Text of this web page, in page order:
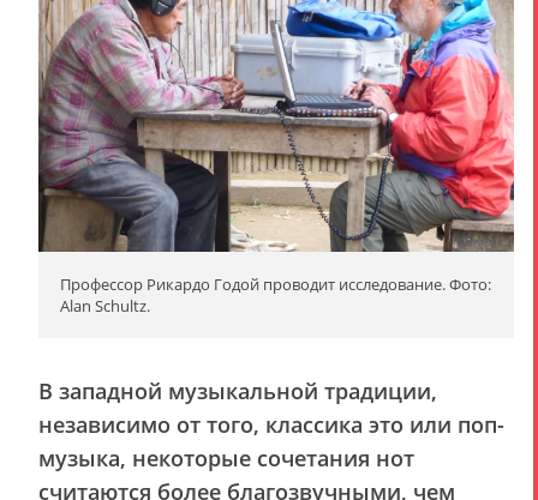
Профессор Рикардо Годой проводит исследование. Фото:
Alan Schultz.
В западной музыкальной традиции,
независимо от того, классика это или поп-
музыка, некоторые сочетания нот
считаются более благозвучными, чем